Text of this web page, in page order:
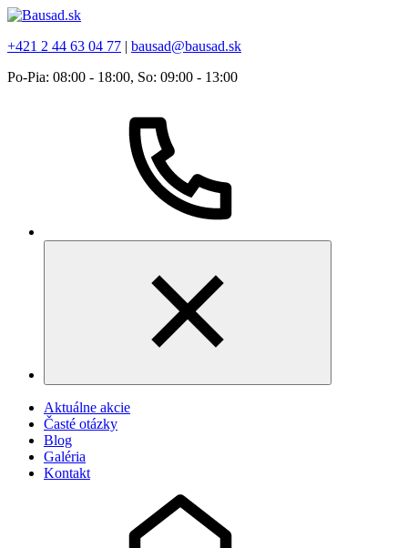
+421 2 44 63 04 77 | bausad@bausad.sk
Po-Pia: 08:00 - 18:00, So: 09:00 - 13:00
Aktuálne akcie
Časté otázky
Blog
Galéria
Kontakt